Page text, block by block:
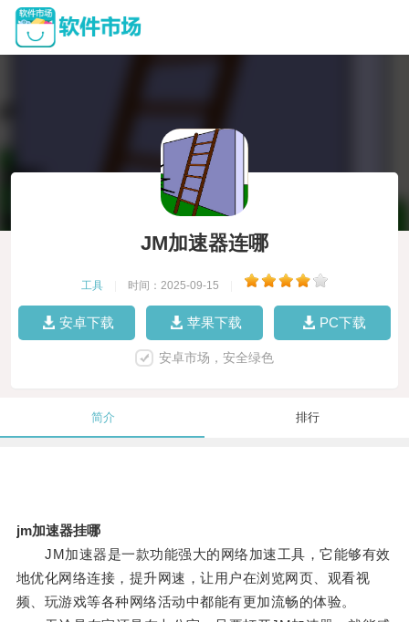
JM加速器连哪
工具 时间：2025-09-15
安卓下载 苹果下载 PC下载
安卓市场，安全绿色
简介 排行
jm加速器挂哪
JM加速器是一款功能强大的网络加速工具，它能够有效
地优化网络连接，提升网速，让用户在浏览网页、观看视
频、玩游戏等各种网络活动中都能有更加流畅的体验。